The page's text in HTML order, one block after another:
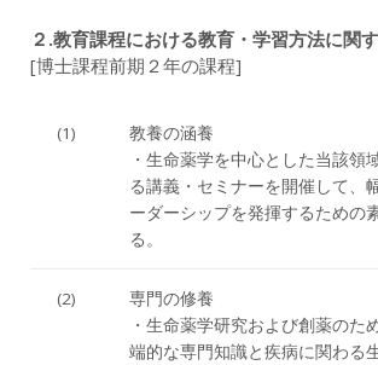
２.教育課程における教育・学習方法に関
[博士課程前期２年の課程]
(1)
教養の涵養
・生命薬学を中心とした当該領
る講義・セミナーを開催して、
ーダーシップを発揮するための
る。
(2)
専門の修養
・生命薬学研究および創薬のた
端的な専門知識と疾病に関わる